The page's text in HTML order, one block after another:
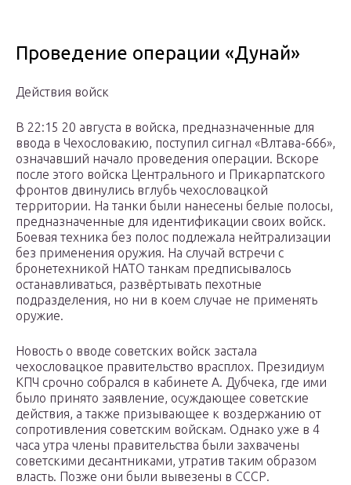
Проведение операции «Дунай»
Действия войск
В 22:15 20 августа в войска, предназначенные для
ввода в Чехословакию, поступил сигнал «Влтава-666»,
означавший начало проведения операции. Вскоре
после этого войска Центрального и Прикарпатского
фронтов двинулись вглубь чехословацкой
территории. На танки были нанесены белые полосы,
предназначенные для идентификации своих войск.
Боевая техника без полос подлежала нейтрализации
без применения оружия. На случай встречи с
бронетехникой НАТО танкам предписывалось
останавливаться, развёртывать пехотные
подразделения, но ни в коем случае не применять
оружие.
Новость о вводе советских войск застала
чехословацкое правительство врасплох. Президиум
КПЧ срочно собрался в кабинете А. Дубчека, где ими
было принято заявление, осуждающее советские
действия, а также призывающее к воздержанию от
сопротивления советским войскам. Однако уже в 4
часа утра члены правительства были захвачены
советскими десантниками, утратив таким образом
власть. Позже они были вывезены в СССР.